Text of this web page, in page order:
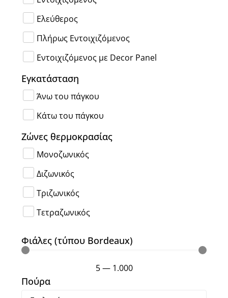
Ελεύθερος
Πλήρως Εντοιχιζόμενος
Εντοιχιζόμενος με Decor Panel
Εγκατάσταση
Άνω του πάγκου
Κάτω του πάγκου
Ζώνες θερμοκρασίας
Μονοζωνικός
Διζωνικός
Τριζωνικός
Τετραζωνικός
Φιάλες (τύπου Bordeaux)
5— 1.000
Πούρα